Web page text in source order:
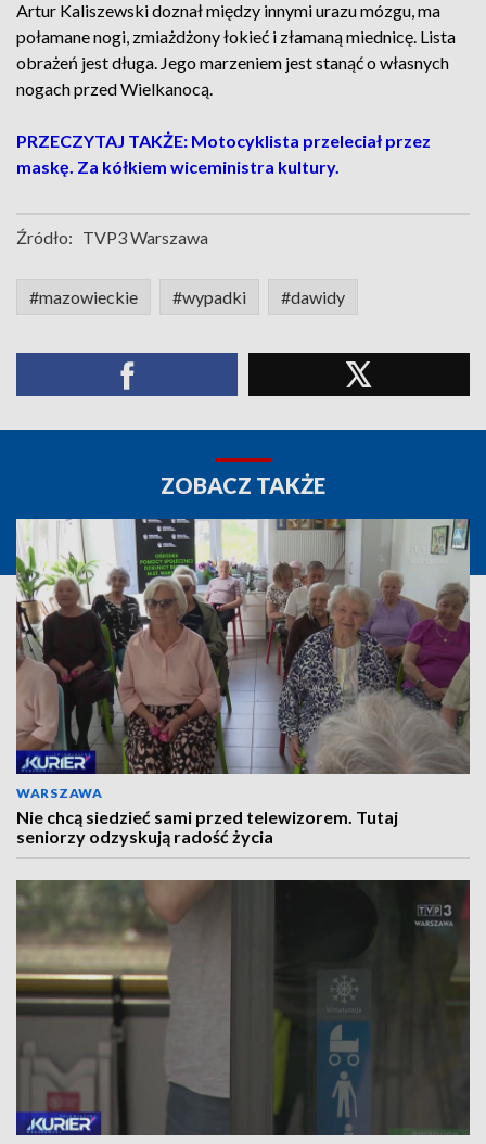
Artur Kaliszewski doznał między innymi urazu mózgu, ma
połamane nogi, zmiażdżony łokieć i złamaną miednicę. Lista
obrażeń jest długa. Jego marzeniem jest stanąć o własnych
nogach przed Wielkanocą.
PRZECZYTAJ TAKŻE: Motocyklista przeleciał przez
maskę. Za kółkiem wiceministra kultury.
Źródło: TVP3 Warszawa
#mazowieckie #wypadki #dawidy
ZOBACZ TAKŻE
WARSZAWA
Nie chcą siedzieć sami przed telewizorem. Tutaj
seniorzy odzyskują radość życia